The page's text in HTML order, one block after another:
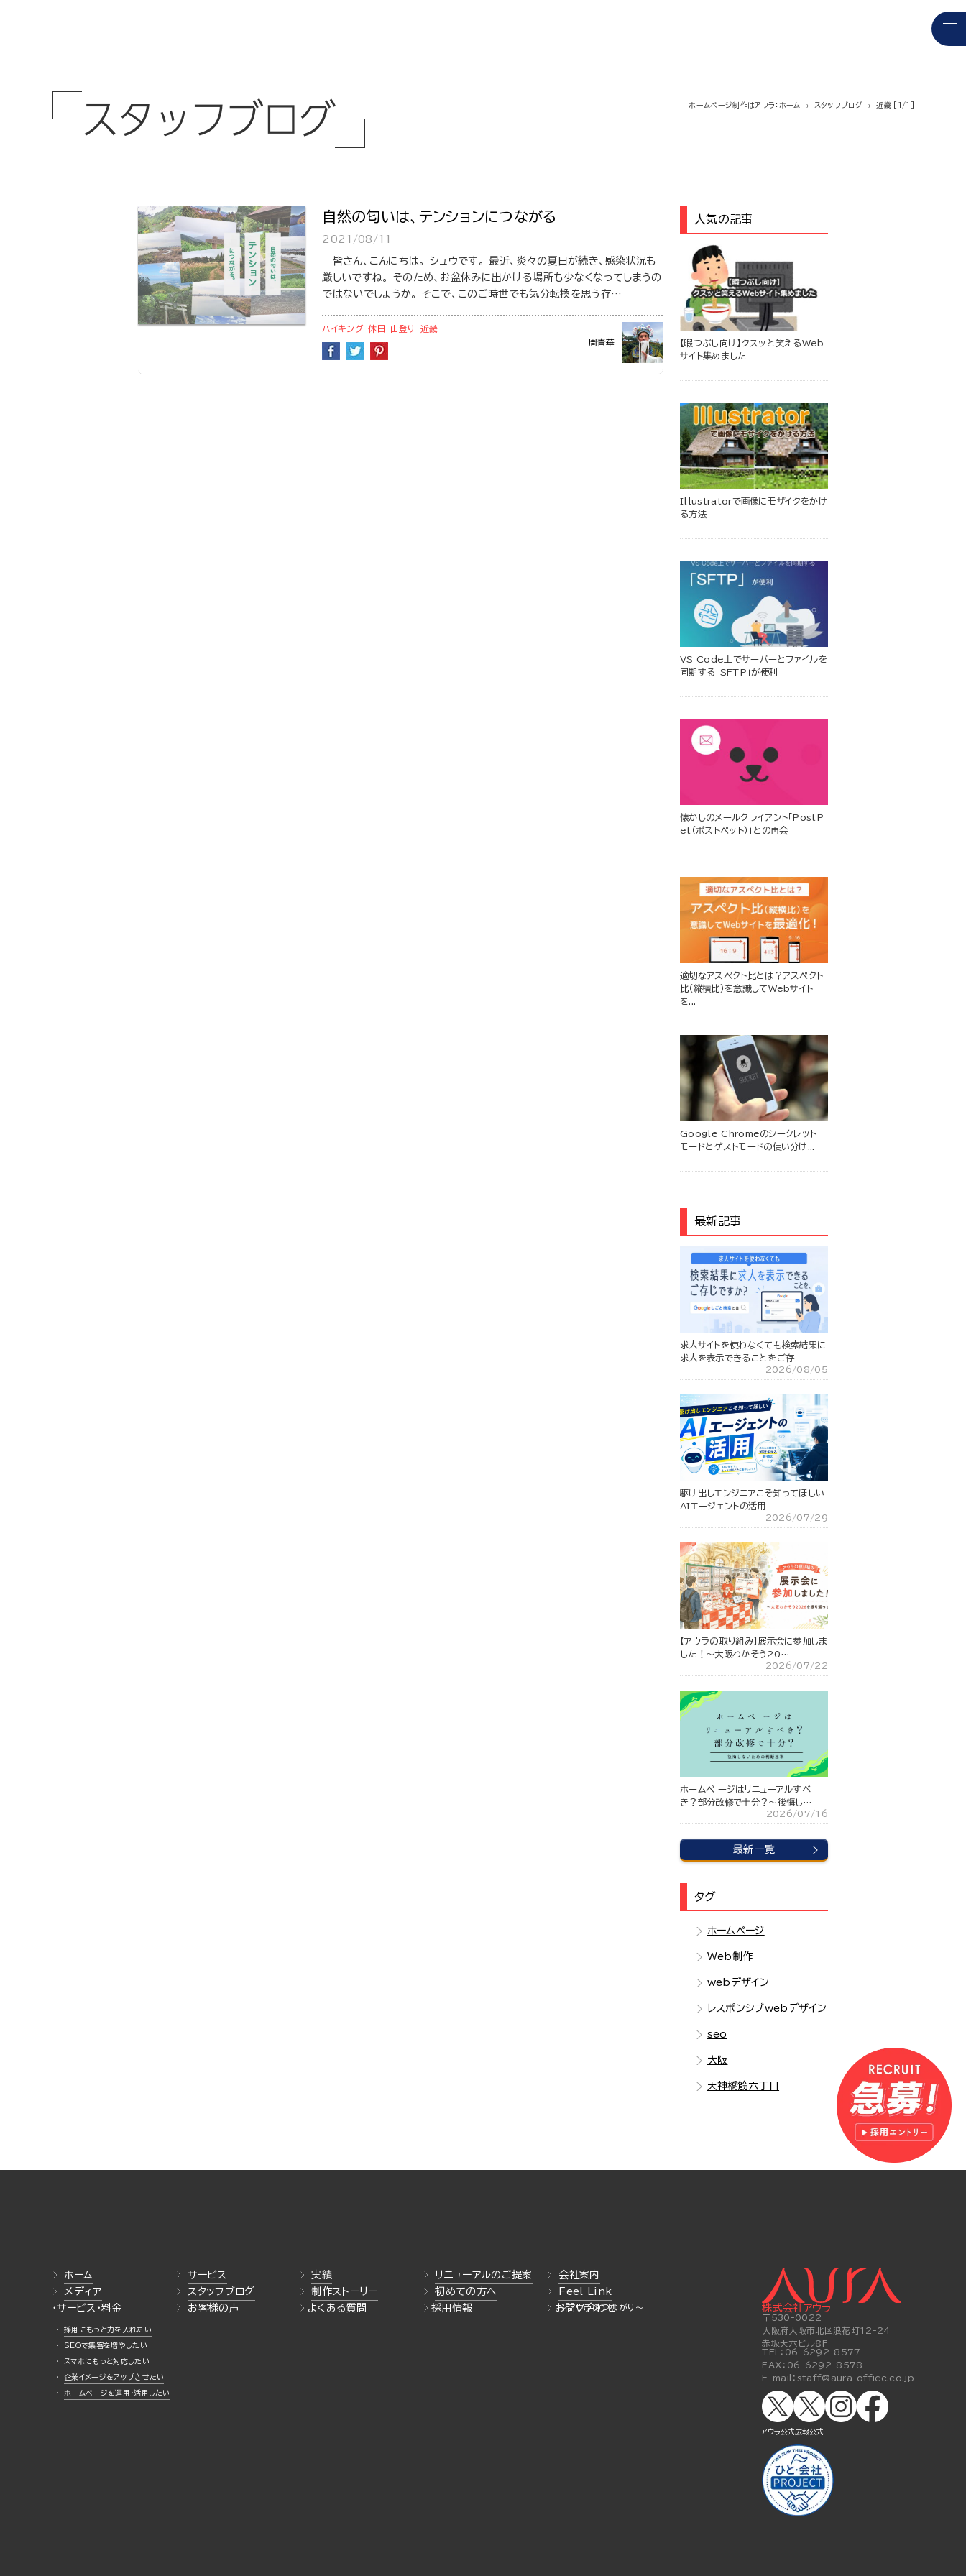
スタッフブログ ホームページ制作はアウラ：ホーム スタッフブログ 近畿 [1/1]
自然の匂いは、テンションにつながる
2021/08/11
皆さん、こんにちは。 シュウです。 最近、炎々の夏日が続き、感染状況も
厳しいですね。 そのため、お盆休みに出かける場所も少なくなってしまうの
ではないでしょうか。 そこで、このご時世でも気分転換を思う存…
周青華
ハイキング 休日 山登り 近畿
人気の記事
【暇つぶし向け】クスッと笑えるWeb
サイト集めました
Illustratorで画像にモザイクをかけ
る方法
VS Code上でサーバーとファイルを
同期する「SFTP」が便利
懐かしのメールクライアント「PostP
et（ポストペット）」との再会
適切なアスペクト比とは？アスペクト
比（縦横比）を意識してWebサイト
を...
Google Chromeのシークレット
モードとゲストモードの使い分け...
最新記事
求人サイトを使わなくても検索結果に
求人を表示できることをご存…
2026/08/05
駆け出しエンジニアこそ知ってほしい
AIエージェントの活用
2026/07/29
【アウラの取り組み】展示会に参加しま
した！～大阪わかそう20…
2026/07/22
ホームペ ージはリニューアルすべ
き？部分改修で十分？〜後悔し…
2026/07/16
最新一覧
タグ
ホームページ
Web制作
webデザイン
レスポンシブwebデザイン
seo
大阪
天神橋筋六丁目
ホーム サービス 実績 リニューアルのご提案
会社案内
メディア
スタッフブログ 制作ストーリー 初めての方へ
Feel Link
・サービス・料金
採用にもっと力を入れたい
SEOで集客を増やしたい
スマホにもっと対応したい
企業イメージをアップさせたい
ホームページを運用・活用したい
お客様の声 よくある質問 採用情報 お問い合わせ 株式会社アウラ
〒530-0022
大阪府大阪市北区浪花町12-24
赤坂天六ビル8F
TEL： 06-6292-8577
FAX： 06-6292-8578
E-mail： staff@aura-office.co.jp
アウラ公式広報公式